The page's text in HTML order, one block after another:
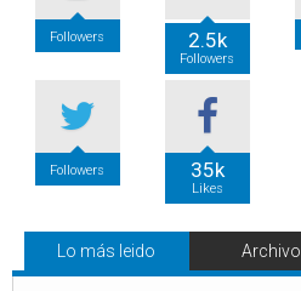
Followers 2.5k
Followers
Followers 35k
Likes
Lo más leido Archivo